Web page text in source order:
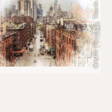
HEADHUNTING N